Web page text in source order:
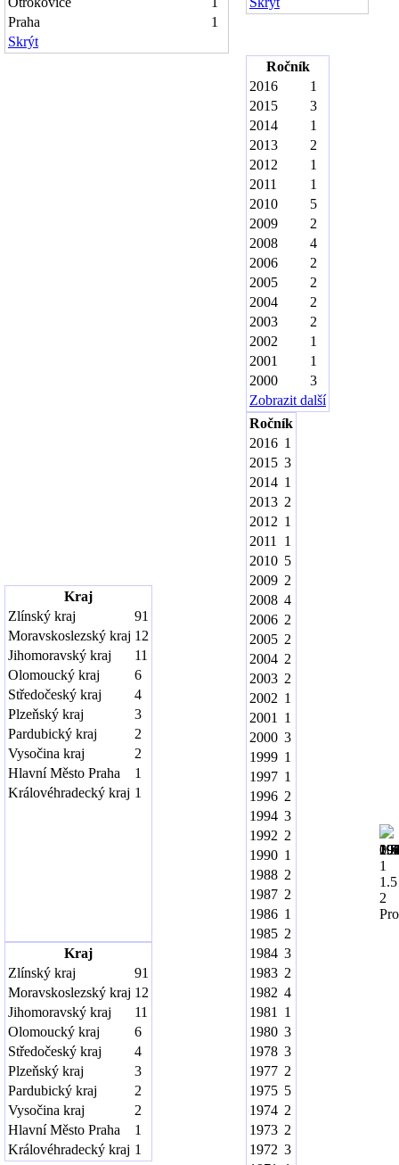
Praha
1
Skrýt
Kraj
Zlínský kraj
91
Moravskoslezský kraj 12
Jihomoravský kraj
11
Olomoucký kraj
6
Středočeský kraj
4
Plzeňský kraj
3
Pardubický kraj
2
Vysočina kraj
2
Hlavní Město Praha
1
Královéhradecký kraj 1
Kraj
Zlínský kraj
91
Moravskoslezský kraj 12
Jihomoravský kraj
11
Olomoucký kraj
6
Středočeský kraj
4
Plzeňský kraj
3
Pardubický kraj
2
Vysočina kraj
2
Hlavní Město Praha
1
Královéhradecký kraj 1
Ročník
2016
1
2015
3
2014
1
2013
2
2012
1
2011
1
2010
5
2009
2
2008
4
2006
2
2005
2
2004
2
2003
2
2002
1
2001
1
2000
3
Zobrazit další
Ročník
2016 1
2015 3
2014 1
2013 2
2012 1
2011
1
2010 5
2009 2
2008 4
2006 2
2005 2
2004 2
2003 2
2002 1
2001
1
2000 3
1999 1
1997 1
1996 2
1994 3
1992 2
1990 1
1988 2
1987 2
1986 1
1985 2
1984 3
1983 2
1982 4
1981
1
1980 3
1978 3
1977 2
1975 5
1974 2
1973 2
1972 3
0.5
1
1.5
2